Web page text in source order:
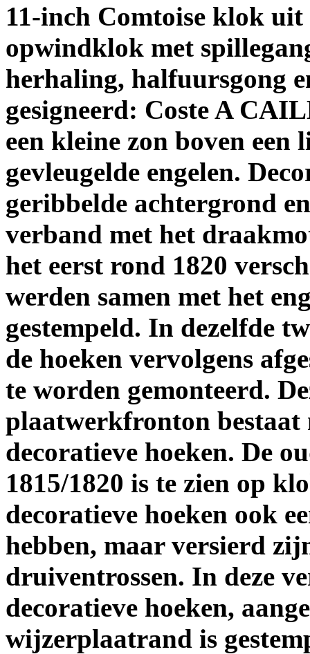
11-inch Comtoise klok uit
opwindklok met
herhaling, halfuursgong
gesigneerd: Coste A
een kleine zon boven een
gevleugelde engelen.
geribbelde achtergrond
verband met het
het eerst rond 1820
werden samen met het
gestempeld. In dezelfde
de hoeken vervolgens
te worden gemonteerd.
plaatwerkfronton bestaat
decoratieve hoeken. De
1815/1820 is te zien op
decoratieve hoeken ook
hebben, maar versierd
druiventrossen. In deze
decoratieve hoeken,
wijzerplaatrand is